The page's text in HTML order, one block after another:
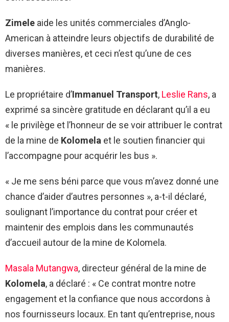
Zimele aide les unités commerciales d’Anglo-
American à atteindre leurs objectifs de durabilité de
diverses manières, et ceci n’est qu’une de ces
manières.
Le propriétaire d’Immanuel Transport, Leslie Rans, a
exprimé sa sincère gratitude en déclarant qu’il a eu
« le privilège et l’honneur de se voir attribuer le contrat
de la mine de Kolomela et le soutien financier qui
l’accompagne pour acquérir les bus ».
« Je me sens béni parce que vous m’avez donné une
chance d’aider d’autres personnes », a-t-il déclaré,
soulignant l’importance du contrat pour créer et
maintenir des emplois dans les communautés
d’accueil autour de la mine de Kolomela.
Masala Mutangwa, directeur général de la mine de
Kolomela, a déclaré : « Ce contrat montre notre
engagement et la confiance que nous accordons à
nos fournisseurs locaux. En tant qu’entreprise, nous